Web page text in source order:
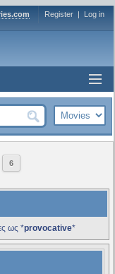
Register | Log in
6
ως *provocative*